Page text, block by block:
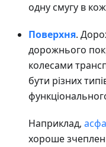
одну смугу в
Поверхня.
дорожнього
колесами
бути різних
Наприклад,
хороше